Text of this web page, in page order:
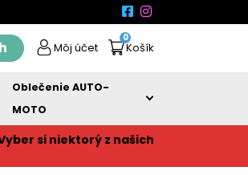
Môj účet
0
Košík
Oblečenie AUTO-
MOTO
si niektorý z našich